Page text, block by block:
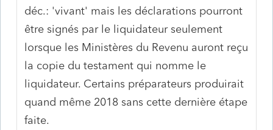
déc.: 'vivant' mais les déclarations pourront
être signés par le liquidateur seulement
lorsque les Ministères du Revenu auront reçu
la copie du testament qui nomme le
liquidateur. Certains préparateurs produirait
quand même 2018 sans cette dernière étape
faite.